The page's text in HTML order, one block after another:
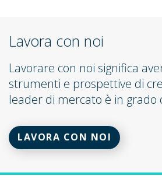
Lavora con noi
Lavorare con noi significa
strumenti e prospettive di
leader di mercato è in grado
LAVORA CON NOI